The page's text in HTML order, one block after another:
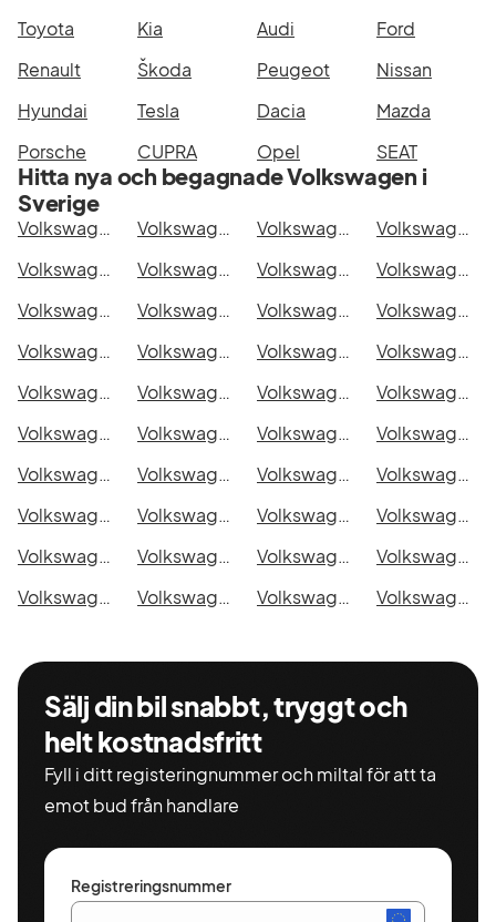
Toyota
Kia Audi
Ford
Renault
Škoda Peugeot
Nissan
Hyundai
Tesla Dacia
Mazda
Porsche
CUPRA Opel SEAT
Hitta nya och begagnade Volkswagen i
Sverige
Volkswagen e-Crafter i Stockholm Volkswagen e-Crafter i Göteborg Volkswagen e-Crafter i Helsingborg
Volkswagen e-Crafter i Jönköping
Volkswagen e-Crafter i Malmö
Volkswagen e-Crafter i Örebro Volkswagen e-Crafter i Norrköping
Volkswagen e-Crafter i Linköping
Volkswagen e-Crafter i Uppsala
Volkswagen e-Crafter i Västerås Volkswagen e-Crafter i Halmstad
Volkswagen e-Crafter i Växjö
Volkswagen e-Crafter i Eskilstuna
Volkswagen e-Crafter i Kalmar Volkswagen e-Crafter i Karlskrona
Volkswagen e-Crafter i Karlstad
Volkswagen e-Crafter i Kristianstad
Volkswagen e-Crafter i Sundsvall Volkswagen e-Crafter i Umeå
Volkswagen e-Crafter i Varberg
Volkswagen e-Crafter i Borås
Volkswagen e-Crafter i Falkenberg Volkswagen e-Crafter i Gävle
Volkswagen e-Crafter i Luleå
Volkswagen e-Crafter i Lund
Volkswagen e-Crafter i Mönsterås Volkswagen e-Crafter i Uddevalla
Volkswagen e-Crafter i Västervik
Volkswagen e-Crafter i Ystad
Volkswagen e-Crafter i Östersund Volkswagen e-Crafter i Borlänge
Volkswagen e-Crafter i Kiruna
Volkswagen e-Crafter i Nyköping
Volkswagen e-Crafter i Oskarshamn Volkswagen e-Crafter i Sigtuna
Volkswagen e-Crafter i Skellefteå
Volkswagen e-Crafter i Skövde
Volkswagen e-Crafter i Trollhättan Volkswagen e-Crafter i Alingsås Volkswagen e-Crafter i Båstad
Sälj din bil snabbt, tryggt och
helt kostnadsfritt
Fyll i ditt registeringnummer och miltal för att ta
emot bud från handlare
Registreringsnummer